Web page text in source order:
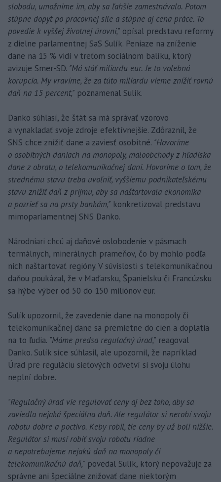
slobodu, umožnime im, aby sa ľahšie zamestnávalo. Potom
stúpne dopyt po pracovnej sile a stúpne aj cena práce. To
povedie k vyššej životnej úrovni," opísal predstavu reformy
z dielne parlamentnej SaS Sulík. Peniaze na zníženie
dane na 15 % vidí v treťom sociálnom balíku, ktorý
avizuje Smer-SD. "Má stáť miliardu eur. Je to volebná
korupcia. My vravíme, že za túto miliardu vieme znížiť rovnú
daň na 15 percent," poznamenal Sulík.
Danko súhlasí, že štát sa má správať vzorovo
a vynakladať svoje zdroje efektívnejšie. Zdôraznil, že
SNS chce znížiť dane a zaviesť osobitné. "Hovoríme
o osobitných daniach na monopoly, maloobchody z hľadiska
dane z obratu, o telekomunikačnej dani. Hovoríme o tom, že
strednému stavu treba uvoľniť, vyššiemu podnikateľskému
stavu znížiť daň z príjmu, aby sa naštartovala ekonomika
a pozrieť sa na prsty bankám," konkretizoval predstavu
mimoparlamentnej SNS Danko.
Národniari chcú aj daňové oslobodenie v pásmach
termálnych, minerálnych prameňov, čo by mohlo podľa
nich naštartovať regióny. V súvislosti s telekomunikačnou
daňou poukázal, že v Maďarsku, Španielsku či Francúzsku
sa hýbe výber od 50 do 150 miliónov eur.
Sulík upozornil, že zavedenie dane na monopoly či
telekomunikačnej dane sa premietne do cien a doplatia
na to ľudia. "Máme predsa regulačný úrad," reagoval
Danko. Sulík síce súhlasil, ale upozornil, že napríklad
Úrad pre reguláciu sieťových odvetví si svoju úlohu
neplní dobre.
"Regulačný úrad vie regulovať ceny aj bez toho, aby sa
zaviedla nejaká špeciálna daň. Ale regulátor si nerobí svoju
robotu dobre a poctivo. Keby robil, tie ceny by už boli nižšie.
Regulátor si musí robiť svoju robotu riadne
a nepotrebujeme nejakú daň na monopoly či
telekomunikačnú daň," povedal Sulík, ktorý nepovažuje za
správne ani špeciálne znižovať dane niektorým